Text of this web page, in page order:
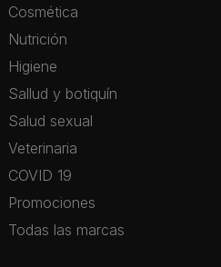
Cosmética
Nutrición
Higiene
Sallud y botiquín
Salud sexual
Veterinaria
COVID 19
Promociones
Todas las marcas